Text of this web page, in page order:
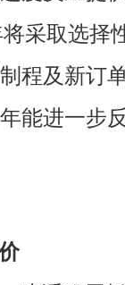
采取选择
程及新订
能进一步